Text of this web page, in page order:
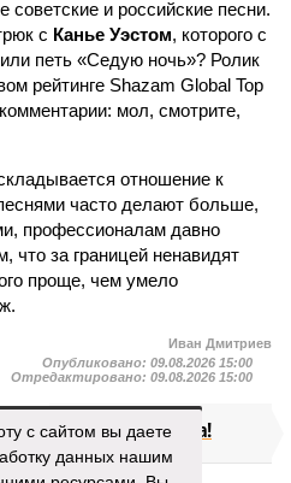
советские и российские песни.
с Канье Уэстом, которого с
петь «Седую ночь»? Ролик
рейтинге Shazam Global Top
мол, смотрите,
отношение к
часто делают больше,
профессионалам давно
что за границей ненавидят
проще, чем умело
Иван Дмитриев
Опубликовано: 09.08.2026 15:00
Отредактировано: 09.08.2026 15:00
Посол ты на!
с сайтом вы даете
данных нашим